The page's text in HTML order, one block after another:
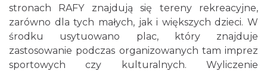
stronach RAFY znajdują się tereny rekreacyjne,
zarówno dla tych małych, jak i większych dzieci. W
środku usytuowano plac, który znajduje
zastosowanie podczas organizowanych tam imprez
sportowych czy kulturalnych. Wyliczenie